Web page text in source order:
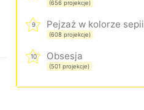
(656 projekcje)
9 Pejzaż w kolorze sepii
(608 projekcje)
10 Obsesja
(501 projekcje)